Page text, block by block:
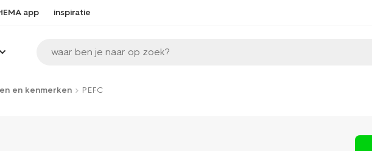
app inspiratie
waar ben je naar op zoek?
en kenmerken PEFC